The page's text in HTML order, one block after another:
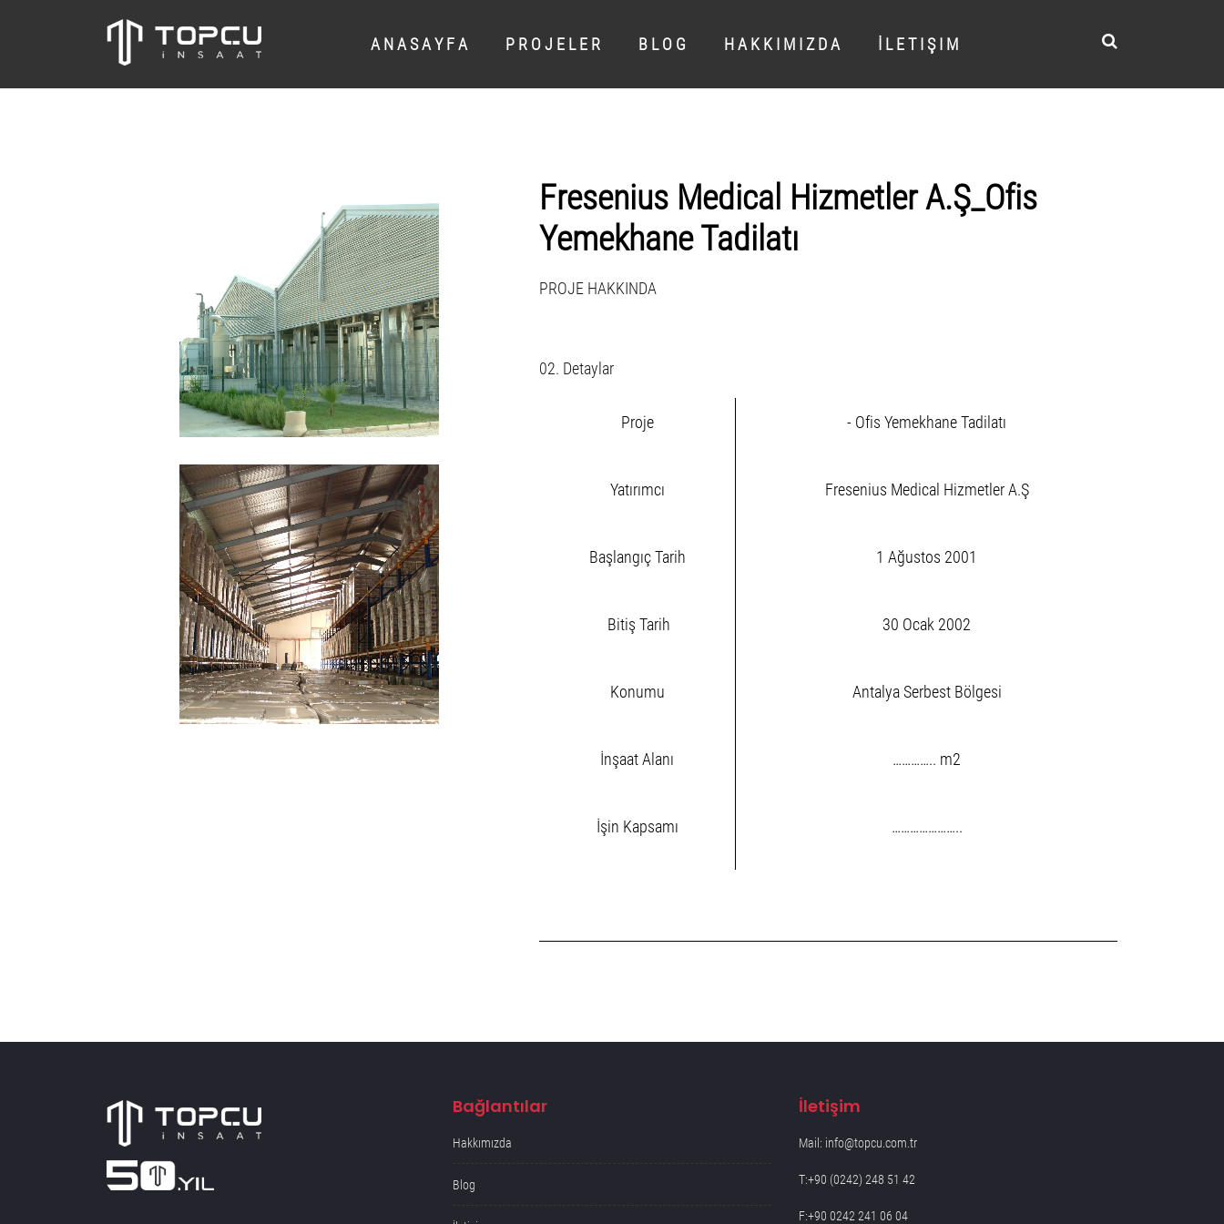
A N A S A Y F A P R O J E L E R B L O G H A K K I M I Z D A İ L E T I Ş I M
Fresenius Medical Hizmetler A.Ş_Ofis
Yemekhane Tadilatı
PROJE HAKKINDA
02. Detaylar
Proje - Ofis Yemekhane Tadilatı
Yatırımcı Fresenius Medical Hizmetler A.Ş
Başlangıç Tarih 1 Ağustos 2001
Bitiş Tarih 30 Ocak 2002
Konumu Antalya Serbest Bölgesi
İnşaat Alanı ………….. m2
İşin Kapsamı …………………..
Bağlantılar
Hakkımızda
Blog
İletişim
Mail: info@topcu.com.tr
T:+90 (0242) 248 51 42
F:+90 0242 241 06 04